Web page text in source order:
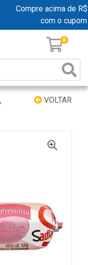
Compre acima de
com o cupom
0
VOLTAR